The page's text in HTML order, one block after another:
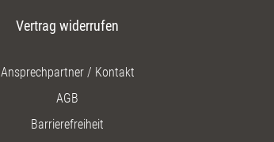
Vertrag widerrufen
Ansprechpartner / Kontakt
AGB
Barrierefreiheit